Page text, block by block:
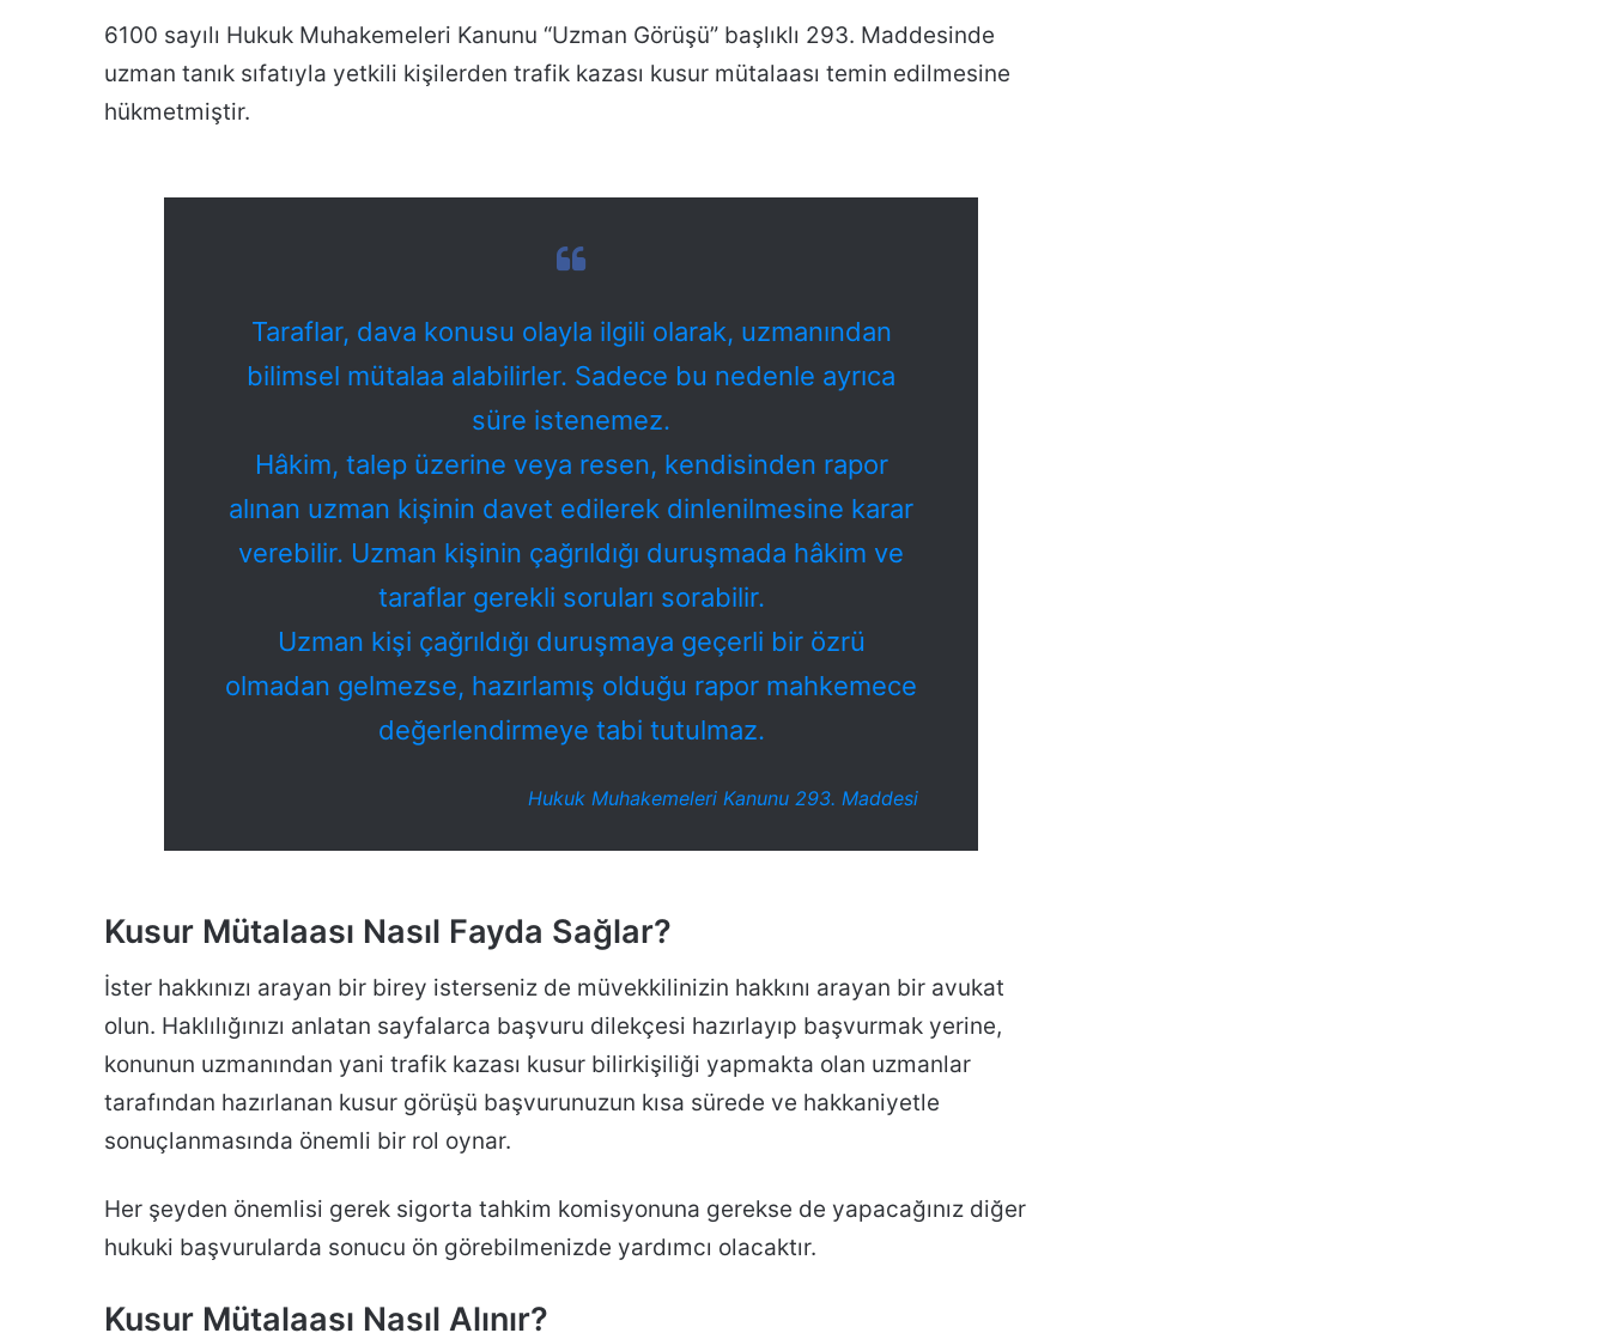
6100 sayılı Hukuk Muhakemeleri Kanunu “Uzman Görüşü” başlıklı 293. Maddesinde
uzman tanık sıfatıyla yetkili kişilerden trafik kazası kusur mütalaası temin edilmesine
hükmetmiştir.
Taraflar, dava konusu olayla ilgili olarak, uzmanından
bilimsel mütalaa alabilirler. Sadece bu nedenle ayrıca
süre istenemez.
Hâkim, talep üzerine veya resen, kendisinden rapor
alınan uzman kişinin davet edilerek dinlenilmesine karar
verebilir. Uzman kişinin çağrıldığı duruşmada hâkim ve
taraflar gerekli soruları sorabilir.
Uzman kişi çağrıldığı duruşmaya geçerli bir özrü
olmadan gelmezse, hazırlamış olduğu rapor mahkemece
değerlendirmeye tabi tutulmaz.
Hukuk Muhakemeleri Kanunu 293. Maddesi
Kusur Mütalaası Nasıl Fayda Sağlar?
İster hakkınızı arayan bir birey isterseniz de müvekkilinizin hakkını arayan bir avukat
olun. Haklılığınızı anlatan sayfalarca başvuru dilekçesi hazırlayıp başvurmak yerine,
konunun uzmanından yani trafik kazası kusur bilirkişiliği yapmakta olan uzmanlar
tarafından hazırlanan kusur görüşü başvurunuzun kısa sürede ve hakkaniyetle
sonuçlanmasında önemli bir rol oynar.
Her şeyden önemlisi gerek sigorta tahkim komisyonuna gerekse de yapacağınız diğer
hukuki başvurularda sonucu ön görebilmenizde yardımcı olacaktır.
Kusur Mütalaası Nasıl Alınır?